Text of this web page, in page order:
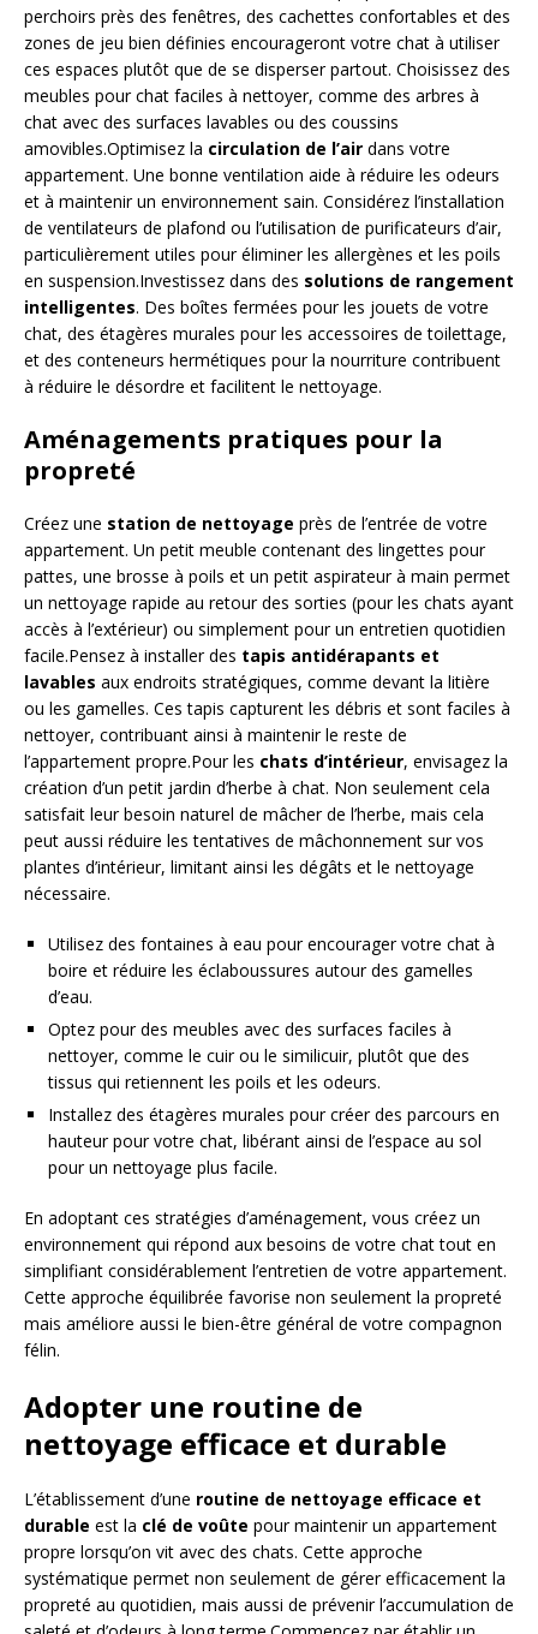
perchoirs près des fenêtres, des cachettes confortables et des
zones de jeu bien définies encourageront votre chat à utiliser
ces espaces plutôt que de se disperser partout. Choisissez des
meubles pour chat faciles à nettoyer, comme des arbres à
chat avec des surfaces lavables ou des coussins
amovibles.Optimisez la circulation de l’air dans votre
appartement. Une bonne ventilation aide à réduire les odeurs
et à maintenir un environnement sain. Considérez l’installation
de ventilateurs de plafond ou l’utilisation de purificateurs d’air,
particulièrement utiles pour éliminer les allergènes et les poils
en suspension.Investissez dans des solutions de rangement
intelligentes. Des boîtes fermées pour les jouets de votre
chat, des étagères murales pour les accessoires de toilettage,
et des conteneurs hermétiques pour la nourriture contribuent
à réduire le désordre et facilitent le nettoyage.
Aménagements pratiques pour la
propreté
Créez une station de nettoyage près de l’entrée de votre
appartement. Un petit meuble contenant des lingettes pour
pattes, une brosse à poils et un petit aspirateur à main permet
un nettoyage rapide au retour des sorties (pour les chats ayant
accès à l’extérieur) ou simplement pour un entretien quotidien
facile.Pensez à installer des tapis antidérapants et
lavables aux endroits stratégiques, comme devant la litière
ou les gamelles. Ces tapis capturent les débris et sont faciles à
nettoyer, contribuant ainsi à maintenir le reste de
l’appartement propre.Pour les chats d’intérieur, envisagez la
création d’un petit jardin d’herbe à chat. Non seulement cela
satisfait leur besoin naturel de mâcher de l’herbe, mais cela
peut aussi réduire les tentatives de mâchonnement sur vos
plantes d’intérieur, limitant ainsi les dégâts et le nettoyage
nécessaire.
Utilisez des fontaines à eau pour encourager votre chat à
boire et réduire les éclaboussures autour des gamelles
d’eau.
Optez pour des meubles avec des surfaces faciles à
nettoyer, comme le cuir ou le similicuir, plutôt que des
tissus qui retiennent les poils et les odeurs.
Installez des étagères murales pour créer des parcours en
hauteur pour votre chat, libérant ainsi de l’espace au sol
pour un nettoyage plus facile.
En adoptant ces stratégies d’aménagement, vous créez un
environnement qui répond aux besoins de votre chat tout en
simplifiant considérablement l’entretien de votre appartement.
Cette approche équilibrée favorise non seulement la propreté
mais améliore aussi le bien-être général de votre compagnon
félin.
Adopter une routine de
nettoyage efficace et durable
L’établissement d’une routine de nettoyage efficace et
durable est la clé de voûte pour maintenir un appartement
propre lorsqu’on vit avec des chats. Cette approche
systématique permet non seulement de gérer efficacement la
propreté au quotidien, mais aussi de prévenir l’accumulation de